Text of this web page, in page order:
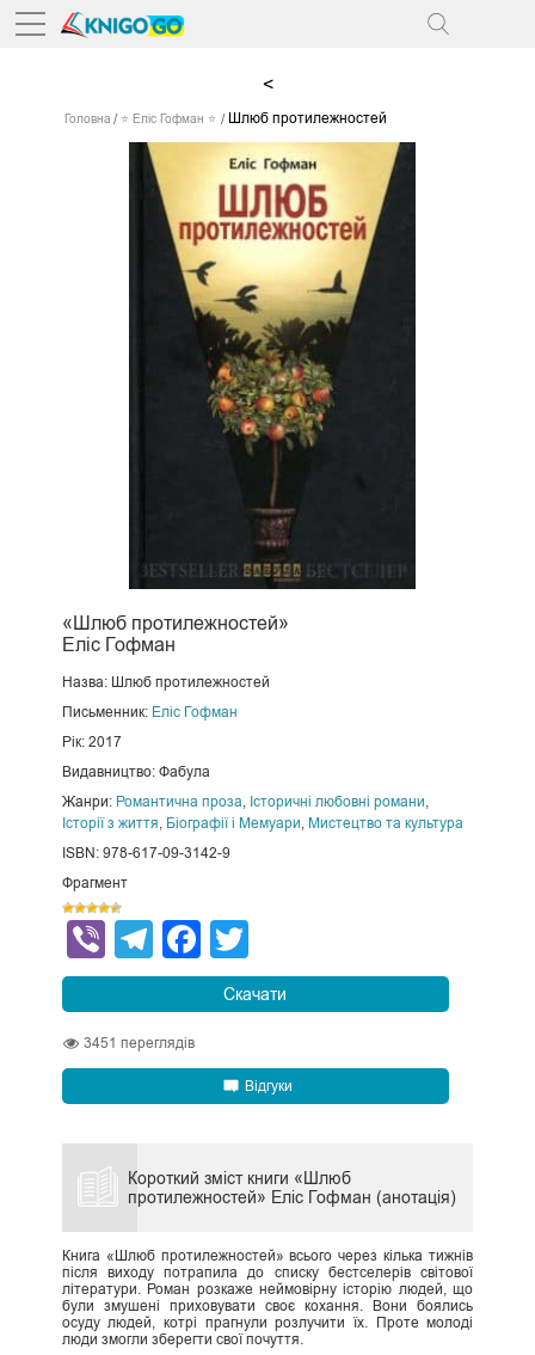
<
Головна ⭐ Еліс Гофман ⭐ Шлюб протилежностей
«Шлюб протилежностей»
Еліс Гофман
Назва: Шлюб протилежностей
Письменник: Еліс Гофман
Рік: 2017
Видавництво: Фабула
Жанри: Романтична проза, Історичні любовні романи,
Історії з життя, Біографії і Мемуари, Мистецтво та культура
ISBN: 978-617-09-3142-9
Фрагмент
ViberTelegram
Facebook
Скачати
3451 переглядів
Відгуки
Короткий зміст книги «Шлюб
протилежностей» Еліс Гофман (анотація)
Книга «Шлюб протилежностей» всього через кілька тижнів
після виходу потрапила до списку бестселерів світової
літератури. Роман розкаже неймовірну історію людей, що
були змушені приховувати своє кохання. Вони боялись
осуду людей, котрі прагнули розлучити їх. Проте молоді
люди змогли зберегти свої почуття.